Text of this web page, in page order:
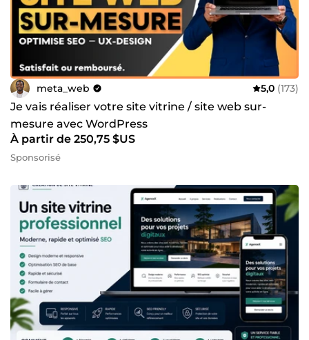
meta_web 5,0 (173)
Je vais réaliser votre site vitrine / site web sur-
mesure avec WordPress
À partir de 250,75 $US
Sponsorisé